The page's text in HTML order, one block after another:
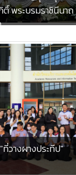
ติ์ พระบรมราชินีนา
วางผางประทีป"